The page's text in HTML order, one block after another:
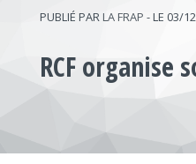
PUBLIÉ PAR LA FRAP - LE 03/
RCF organise